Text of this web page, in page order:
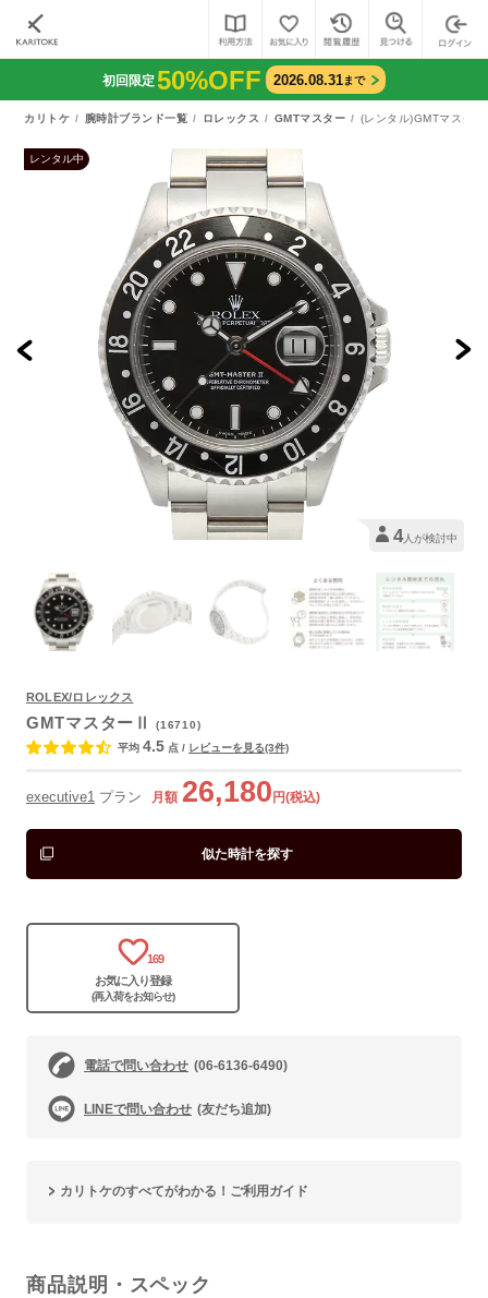
初回限定50%OFF 2026.08.31まで
カリトケ 腕時計ブランド一覧 ロレックス GMTマスター (レンタル)GMTマスタ
レンタル中
4人が検討中
ROLEX/ロレックス
GMTマスターⅡ(16710)
平均 4.5 点 / レビューを見る(3件)
executive1 プラン 月額 26,180 円(税込)
似た時計を探す
169
お気に入り登録
(再入荷をお知らせ)
電話で問い合わせ (06-6136-6490)
LINEで問い合わせ (友だち追加)
カリトケのすべてがわかる！ご利用ガイド
商品説明・スペック
よくあるご質問